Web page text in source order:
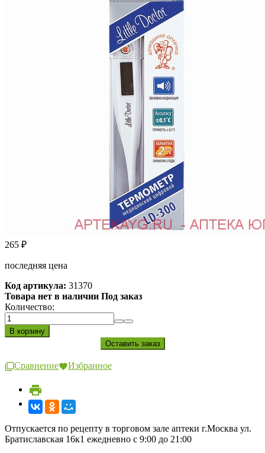
265 ₽
последняя цена
Код артикула: 31370
Товара нет в наличии Под заказ
Количество:
Сравнение Избранное
Отпускается по рецепту в торговом зале аптеки г.Москва ул.
Братиславская 16к1 ежедневно с 9:00 до 21:00